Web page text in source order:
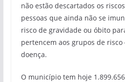
não estão descartados os
pessoas que ainda não se
risco de gravidade ou óbito
pertencem aos grupos de
doença.
O município tem hoje